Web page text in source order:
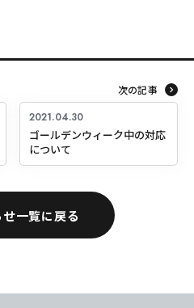
次の記事
2021.04.30
ゴールデンウィーク中の対応
について
一覧に戻る